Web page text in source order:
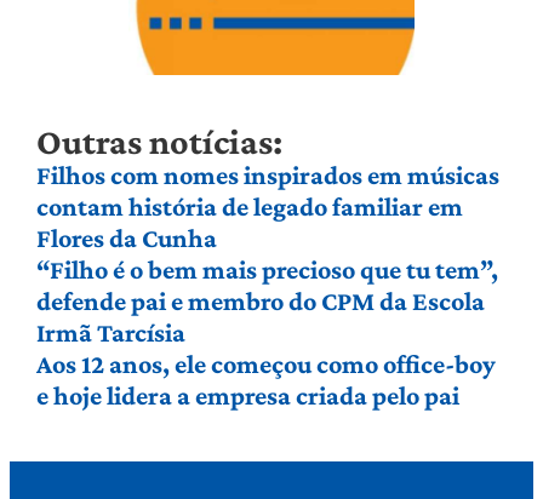
Outras notícias:
Filhos com nomes inspirados em músicas
contam história de legado familiar em
Flores da Cunha
“Filho é o bem mais precioso que tu tem”,
defende pai e membro do CPM da Escola
Irmã Tarcísia
Aos 12 anos, ele começou como office-boy
e hoje lidera a empresa criada pelo pai